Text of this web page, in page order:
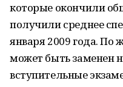
которые окончили
получили среднее
января 2009 года.
может быть заменен
вступительные